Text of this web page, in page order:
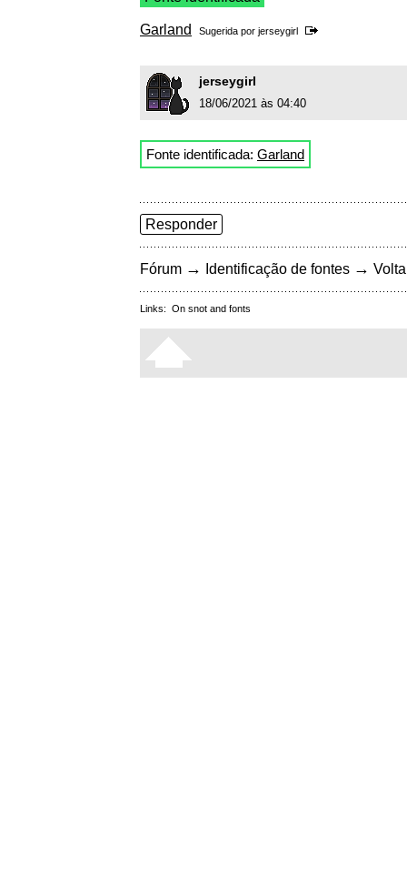
Garland Sugerida por jerseygirl
jerseygirl
18/06/2021 às 04:40
Fonte identificada: Garland
Responder
Fórum → Identificação de fontes →
Links: On snot and fonts